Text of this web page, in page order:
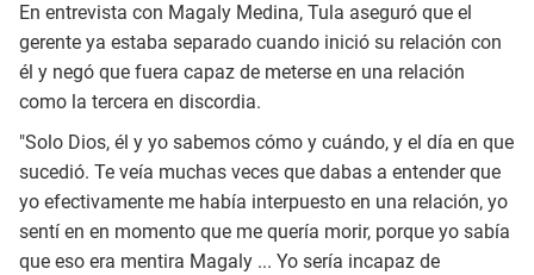
En entrevista con Magaly Medina, Tula aseguró que el
gerente ya estaba separado cuando inició su relación con
él y negó que fuera capaz de meterse en una relación
como la tercera en discordia.
"Solo Dios, él y yo sabemos cómo y cuándo, y el día en que
sucedió. Te veía muchas veces que dabas a entender que
yo efectivamente me había interpuesto en una relación, yo
sentí en en momento que me quería morir, porque yo sabía
que eso era mentira Magaly ... Yo sería incapaz de